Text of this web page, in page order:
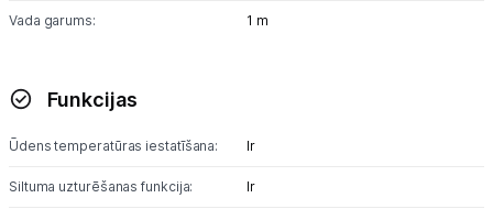
Vada garums: 1 m
Funkcijas
Ūdens temperatūras iestatīšana: Ir
Siltuma uzturēšanas funkcija: Ir